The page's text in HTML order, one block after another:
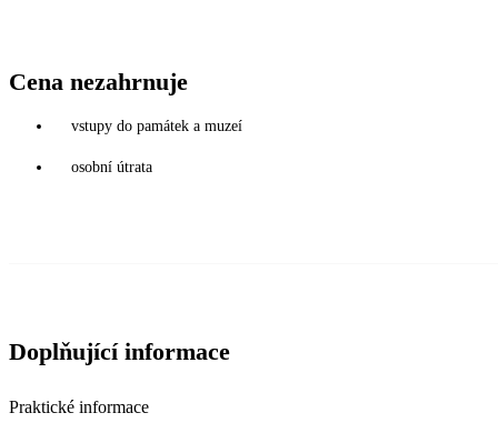
Cena nezahrnuje
vstupy do památek a muzeí
osobní útrata
Doplňující informace
Praktické informace